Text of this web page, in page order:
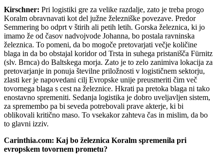
Kirschner: Pri logistiki gre za velike razdalje, zato je treba progo
Koralm obravnavati kot del južne železniške povezave. Predor
Semmering bo odprt v štirih ali petih letih. Gorska železnica, ki jo
imamo že od časov nadvojvode Johanna, bo postala ravninska
železnica. To pomeni, da bo mogoče pretovarjati večje količine
blaga in da bo obstajal koridor od Trsta in suhega pristanišča Fürnitz
(slv. Brnca) do Baltskega morja. Zato je to zelo zanimiva lokacija za
pretovarjanje in ponuja številne priložnosti v logističnem sektorju,
zlasti ker je napovedani cilj Evropske unije preusmeriti čim več
tovornega blaga s cest na železnice. Hkrati pa pretoka blaga ni tako
enostavno spremeniti. Sedanja logistika je dobro uveljavljen sistem,
za spremembo pa bi seveda potrebovali prave akterje, ki bi
oblikovali kritično maso. To vsekakor zahteva čas in mislim, da bo
to glavni izziv.
Carinthia.com: Kaj bo železnica Koralm spremenila pri
evropskem tovornem prometu?